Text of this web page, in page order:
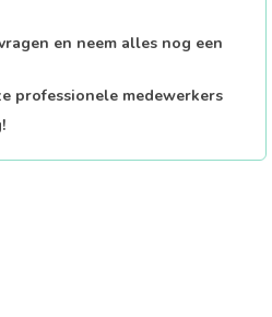
en neem alles nog een
professionele medewerkers